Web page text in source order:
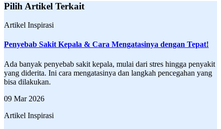
Pilih Artikel Terkait
Artikel Inspirasi
Penyebab Sakit Kepala & Cara Mengatasinya dengan Tepat!
Ada banyak penyebab sakit kepala, mulai dari stres hingga penyakit
yang diderita. Ini cara mengatasinya dan langkah pencegahan yang
bisa dilakukan.
09 Mar 2026
Artikel Inspirasi